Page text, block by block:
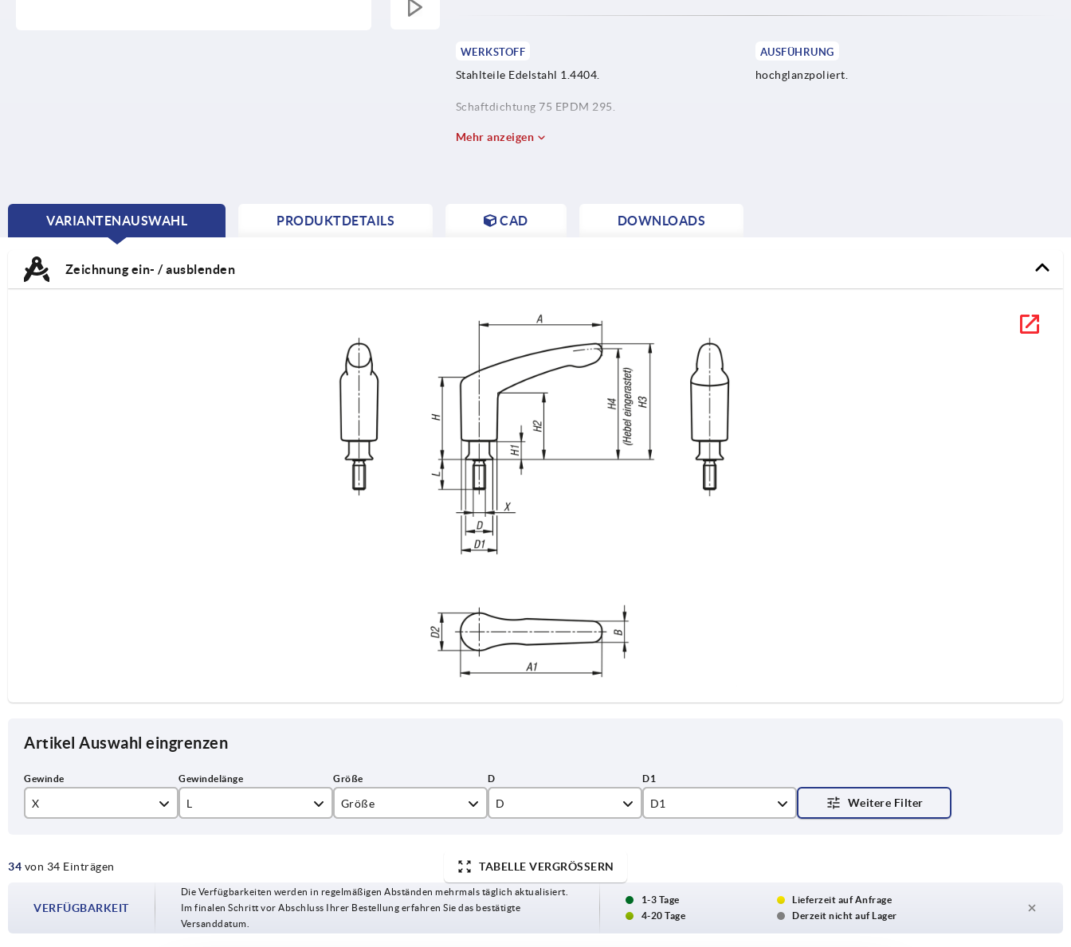
WERKSTOFF
Stahlteile Edelstahl 1.4404.
Schaftdichtung 75 EPDM 295.
AUSFÜHRUNG
hochglanzpoliert.
Mehr anzeigen
VARIANTENAUSWAHL
CURRENT
PRODUKTDETAILS CAD DOWNLOADS
Zeichnung ein- / ausblenden
Artikel Auswahl eingrenzen
X
M8
M12
L
25
30
Größe
3
D
18
22,3
26,6
D1
34 von 34 Einträgen TABELLE VERGRÖSSERN
VERFÜGBARKEIT
Die Verfügbarkeiten werden in regelmäßigen Abständen mehrmals täglich aktualisiert.
Im finalen Schritt vor Abschluss Ihrer Bestellung erfahren Sie das bestätigte
Versanddatum.
1-3 Tage
Lieferzeit auf Anfrage
4-20 Tage
Derzeit nicht auf Lager